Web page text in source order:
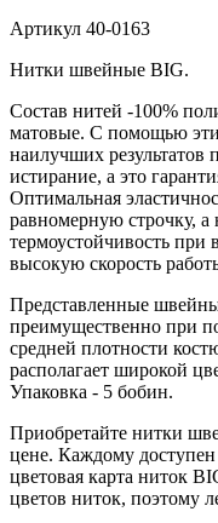
Артикул 40-0163
Нитки швейные BIG.
Состав нитей -100%
матовые. С помощью
наилучших результатов
истирание, а это
Оптимальная
равномерную строчку,
термоустойчивость при
высокую скорость
Представленные
преимущественно при
средней плотности
располагает широкой
Упаковка - 5 бобин.
Приобретайте нитки
цене. Каждому
цветовая карта ниток
цветов ниток, поэтому